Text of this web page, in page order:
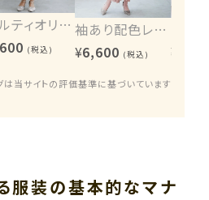
【ルルティオリジナル】エンブロイダリーワンピース
(税込)
袖あり配色レースハシゴ切り替えワンピース
¥6,600 (税込) ¥
当サイトの評価基準に基づいています
服装の基本的なマナ